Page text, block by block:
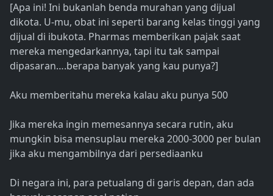
[Apa ini! Ini bukanlah benda murahan yang dijual
dikota. U-mu, obat ini seperti barang kelas tinggi yang
dijual di ibukota. Pharmas memberikan pajak saat
mereka mengedarkannya, tapi itu tak sampai
dipasaran….berapa banyak yang kau punya?]
Aku memberitahu mereka kalau aku punya 500
Jika mereka ingin memesannya secara rutin, aku
mungkin bisa mensuplau mereka 2000-3000 per bulan
jika aku mengambilnya dari persediaanku
Di negara ini, para petualang di garis depan, dan ada